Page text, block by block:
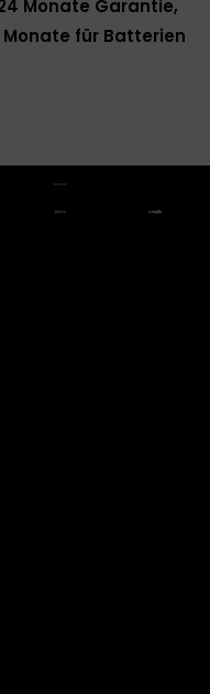
Monate Garantie,
Monate für Batterien